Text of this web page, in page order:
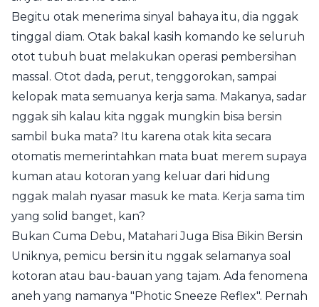
Begitu otak menerima sinyal bahaya itu, dia nggak
tinggal diam. Otak bakal kasih komando ke seluruh
otot tubuh buat melakukan operasi pembersihan
massal. Otot dada, perut, tenggorokan, sampai
kelopak mata semuanya kerja sama. Makanya, sadar
nggak sih kalau kita nggak mungkin bisa bersin
sambil buka mata? Itu karena otak kita secara
otomatis memerintahkan mata buat merem supaya
kuman atau kotoran yang keluar dari hidung
nggak malah nyasar masuk ke mata. Kerja sama tim
yang solid banget, kan?
Bukan Cuma Debu, Matahari Juga Bisa Bikin Bersin
Uniknya, pemicu bersin itu nggak selamanya soal
kotoran atau bau-bauan yang tajam. Ada fenomena
aneh yang namanya "Photic Sneeze Reflex". Pernah